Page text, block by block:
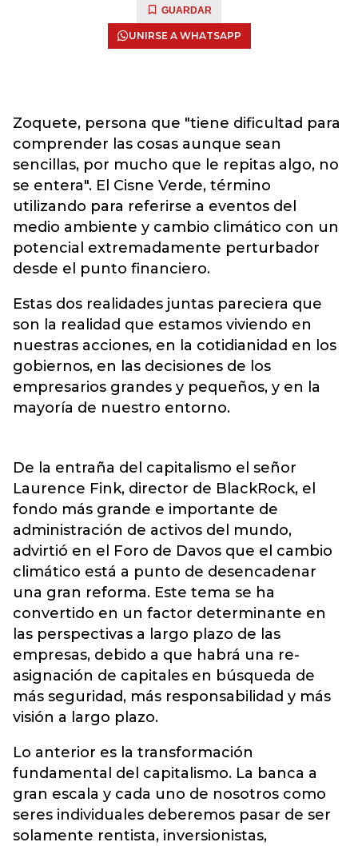
GUARDAR
UNIRSE A WHATSAPP
Zoquete, persona que "tiene dificultad para
comprender las cosas aunque sean
sencillas, por mucho que le repitas algo, no
se entera". El Cisne Verde, término
utilizando para referirse a eventos del
medio ambiente y cambio climático con un
potencial extremadamente perturbador
desde el punto financiero.
Estas dos realidades juntas pareciera que
son la realidad que estamos viviendo en
nuestras acciones, en la cotidianidad en los
gobiernos, en las decisiones de los
empresarios grandes y pequeños, y en la
mayoría de nuestro entorno.
De la entraña del capitalismo el señor
Laurence Fink, director de BlackRock, el
fondo más grande e importante de
administración de activos del mundo,
advirtió en el Foro de Davos que el cambio
climático está a punto de desencadenar
una gran reforma. Este tema se ha
convertido en un factor determinante en
las perspectivas a largo plazo de las
empresas, debido a que habrá una re-
asignación de capitales en búsqueda de
más seguridad, más responsabilidad y más
visión a largo plazo.
Lo anterior es la transformación
fundamental del capitalismo. La banca a
gran escala y cada uno de nosotros como
seres individuales deberemos pasar de ser
solamente rentista, inversionistas,